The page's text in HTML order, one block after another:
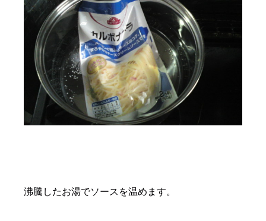
沸騰したお湯でソースを温めます。